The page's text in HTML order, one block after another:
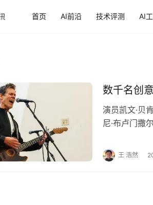
首页 AI前沿 技术评测 AI
数千名创
演员凯文·贝
尼·布卢门撒
王 浩然